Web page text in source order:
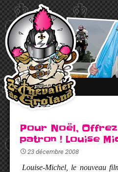
Pour Noël,
patron ! Louise
23 décembre 2008
Louise-Michel, le nouveau